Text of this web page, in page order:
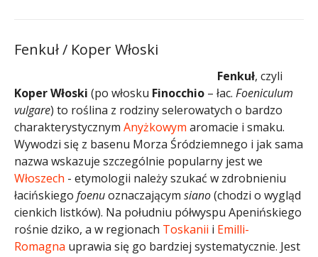
Fenkuł / Koper Włoski
Fenkuł, czyli
Koper Włoski (po włosku Finocchio – łac. Foeniculum
vulgare) to roślina z rodziny selerowatych o bardzo
charakterystycznym Anyżkowym aromacie i smaku.
Wywodzi się z basenu Morza Śródziemnego i jak sama
nazwa wskazuje szczególnie popularny jest we
Włoszech - etymologii należy szukać w zdrobnieniu
łacińskiego foenuoznaczającym siano(chodzi o wygląd
cienkich listków). Na południu półwyspu Apenińskiego
rośnie dziko, a w regionach Toskanii i Emilli-
Romagna uprawia się go bardziej systematycznie. Jest